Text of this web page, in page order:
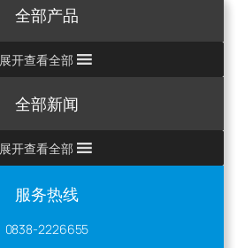
全部产品
展开查看全部
全部新闻
展开查看全部
服务热线
0838-2226655